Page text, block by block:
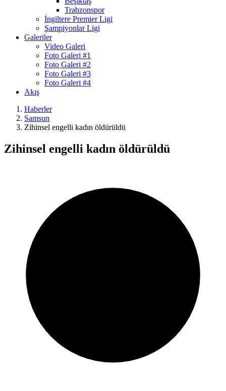
Trabzonspor
İngiltere Premier Ligi
Şampiyonlar Ligi
Galeriler
Video Galeri
Foto Galeri #1
Foto Galeri #2
Foto Galeri #3
Foto Galeri #4
Akış
Haberler
Samsun
Zihinsel engelli kadın öldürüldü
Zihinsel engelli kadın öldürüldü